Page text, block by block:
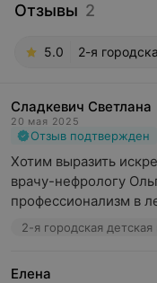
Отзывы 2
5.0 2-я
Сладкевич Светлана
20 мая 2025
Отзыв подтвержден
Хотим выразить
врачу-нефрологу
профессионализм в
Елена